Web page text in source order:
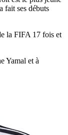
fait ses débuts
la FIFA 17 fois et
Yamal et à